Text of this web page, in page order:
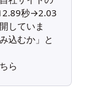
秒→2.03
していま
込むか」と
ら